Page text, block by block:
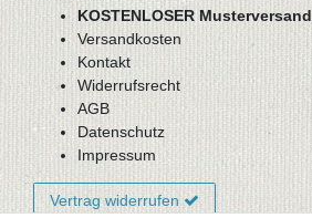
KOSTENLOSER Musterversand
Versandkosten
Kontakt
Widerrufsrecht
AGB
Datenschutz
Impressum
Vertrag widerrufen